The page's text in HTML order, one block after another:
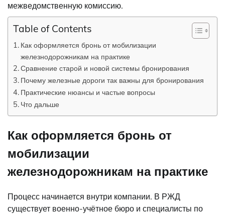
межведомственную комиссию.
Table of Contents
Как оформляется бронь от мобилизации
железнодорожникам на практике
Сравнение старой и новой системы бронирования
Почему железные дороги так важны для бронирования
Практические нюансы и частые вопросы
Что дальше
Как оформляется бронь от
мобилизации
железнодорожникам на практике
Процесс начинается внутри компании. В РЖД
существует военно-учётное бюро и специалисты по